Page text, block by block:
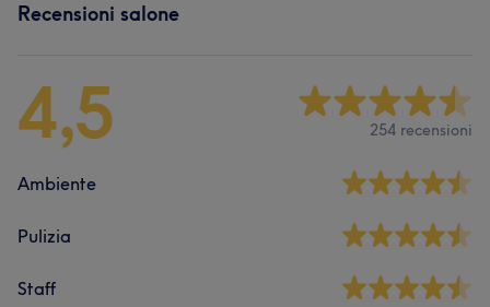
Recensioni salone
4,5 254 recensioni
Ambiente
Pulizia
Staff